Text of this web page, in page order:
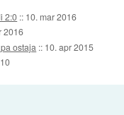
2:0 :: 10. mar 2016
2016
ostaja :: 10. apr 2015